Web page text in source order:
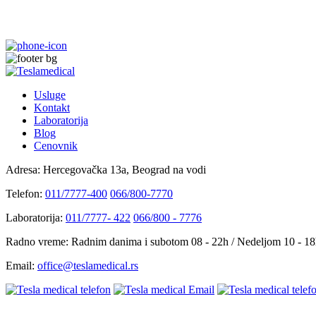
Usluge
Kontakt
Laboratorija
Blog
Cenovnik
Adresa: Hercegovačka 13a, Beograd na vodi
Telefon: 011/7777-400 066/800-7770
Laboratorija: 011/7777- 422 066/800 - 7776
Radno vreme: Radnim danima i subotom 08 - 22h / Nedeljom 10 -
Email: office@teslamedical.rs